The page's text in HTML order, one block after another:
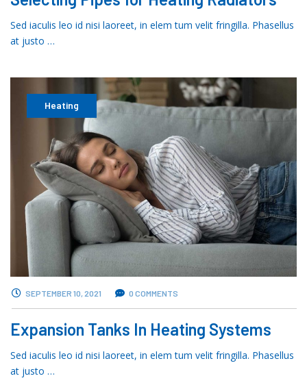
Sed iaculis leo id nisi laoreet, in elem tum velit fringilla. Phasellus
at justo …
Heating
SEPTEMBER 10, 2021 0 COMMENTS
Expansion Tanks In Heating Systems
Sed iaculis leo id nisi laoreet, in elem tum velit fringilla. Phasellus
at justo …